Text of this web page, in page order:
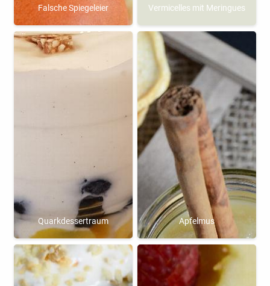
Falsche Spiegeleier Vermicelles mit Meringues
Quarkdessertraum Apfelmus